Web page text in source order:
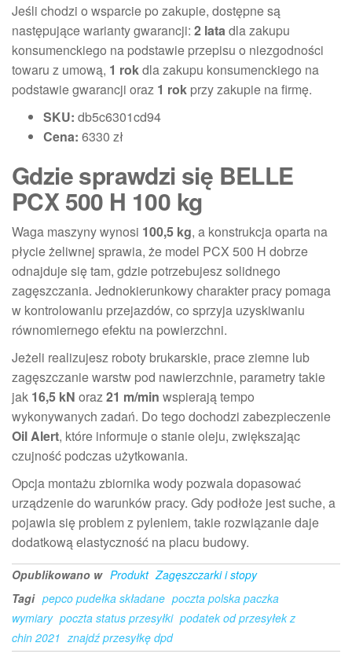
Jeśli chodzi o wsparcie po zakupie, dostępne są
następujące warianty gwarancji: 2 latadla zakupu
konsumenckiego na podstawie przepisu o niezgodności
towaru z umową, 1 rokdla zakupu konsumenckiego na
podstawie gwarancji oraz 1 rok przy zakupie na firmę.
SKU: db5c6301cd94
Cena: 6330 zł
Gdzie sprawdzi się BELLE
PCX 500 H 100 kg
Waga maszyny wynosi 100,5 kg, a konstrukcja oparta na
płycie żeliwnej sprawia, że model PCX 500 H dobrze
odnajduje się tam, gdzie potrzebujesz solidnego
zagęszczania. Jednokierunkowy charakter pracy pomaga
w kontrolowaniu przejazdów, co sprzyja uzyskiwaniu
równomiernego efektu na powierzchni.
Jeżeli realizujesz roboty brukarskie, prace ziemne lub
zagęszczanie warstw pod nawierzchnie, parametry takie
jak 16,5 kN oraz21 m/min wspierają tempo
wykonywanych zadań. Do tego dochodzi zabezpieczenie
Oil Alert, które informuje o stanie oleju, zwiększając
czujność podczas użytkowania.
Opcja montażu zbiornika wody pozwala dopasować
urządzenie do warunków pracy. Gdy podłoże jest suche, a
pojawia się problem z pyleniem, takie rozwiązanie daje
dodatkową elastyczność na placu budowy.
Opublikowano w Produkt Zagęszczarki i stopy
Tagi pepco pudełka składane poczta polska paczka
wymiary poczta status przesyłki podatek od przesyłek z
chin 2021 znajdź przesyłkę dpd